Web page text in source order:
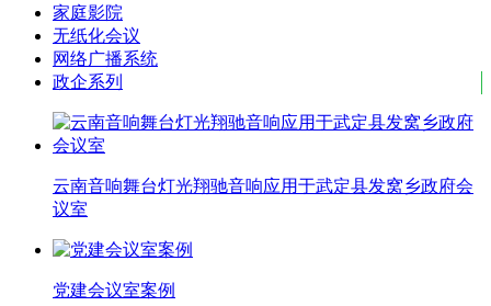
家庭影院
无纸化会议
网络广播系统
政企系列
云南音响舞台灯光翔驰音响应用于武定县发窝乡政府会
议室
党建会议室案例